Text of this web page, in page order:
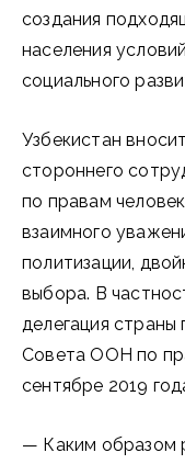
создания
населения
социального
Узбекистан
стороннего
по правам
взаимного
политизации,
выбора. В
делегация страны
Совета ООН по
сентябре 2019
— Каким образом